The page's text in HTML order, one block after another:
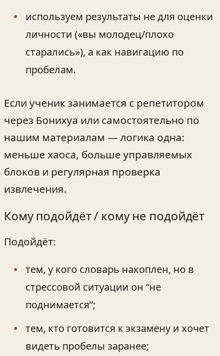
используем результаты не для оценки
личности («вы молодец/плохо
старались»), а как навигацию по
пробелам.
Если ученик занимается с репетитором
через Бонихуа или самостоятельно по
нашим материалам — логика одна:
меньше хаоса, больше управляемых
блоков и регулярная проверка
извлечения.
Кому подойдёт / кому не подойдёт
Подойдёт:
тем, у кого словарь накоплен, но в
стрессовой ситуации он “не
поднимается”;
тем, кто готовится к экзамену и хочет
видеть пробелы заранее;